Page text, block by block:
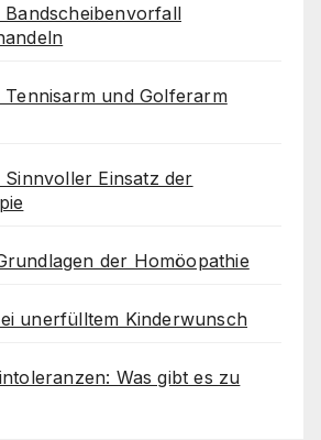
Bandscheibenvorfall
Tennisarm und Golferarm
Sinnvoller Einsatz der
der Homöopathie
unerfülltem Kinderwunsch
Was gibt es zu